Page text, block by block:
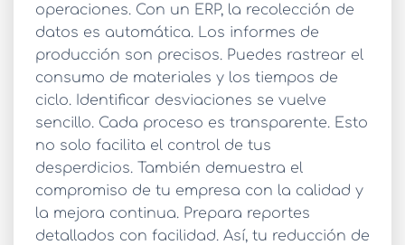
operaciones. Con un ERP, la recolección de
datos es automática. Los informes de
producción son precisos. Puedes rastrear el
consumo de materiales y los tiempos de
ciclo. Identificar desviaciones se vuelve
sencillo. Cada proceso es transparente. Esto
no solo facilita el control de tus
desperdicios. También demuestra el
compromiso de tu empresa con la calidad y
la mejora continua. Prepara reportes
detallados con facilidad. Así, tu reducción de